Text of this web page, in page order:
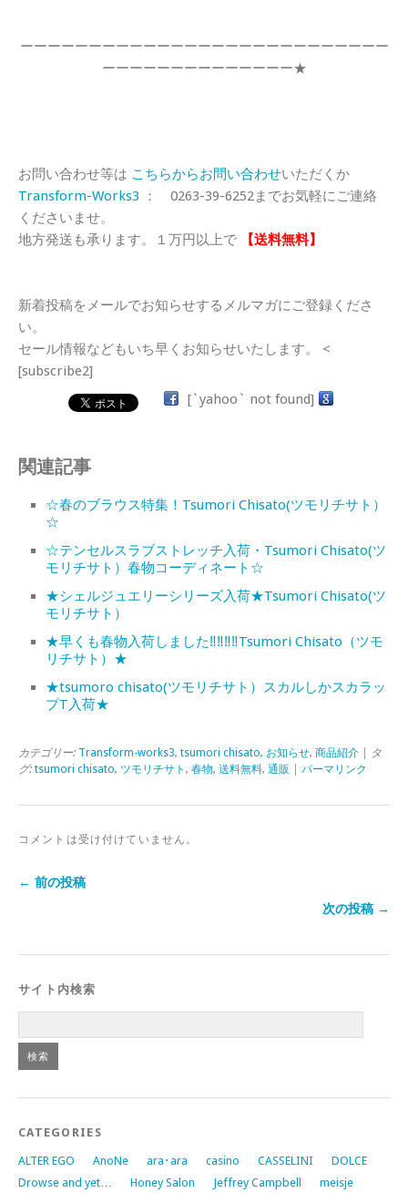
ーーーーーーーーーーーーーーーーーーーーーーーーーーー
ーーーーーーーーーーーーーー★
お問い合わせ等は こちらからお問い合わせいただくか
Transform-Works3 ： 0263-39-6252までお気軽にご連絡
くださいませ。
地方発送も承ります。１万円以上で
【送料無料】
新着投稿をメールでお知らせするメルマガにご登録くださ
い。
セール情報などもいち早くお知らせいたします。 <
[subscribe2]
[`yahoo` not found]
関連記事
☆春のブラウス特集！Tsumori Chisato(ツモリチサト）
☆
☆テンセルスラブストレッチ入荷・Tsumori Chisato(ツ
モリチサト）春物コーディネート☆
★シェルジュエリーシリーズ入荷★Tsumori Chisato(ツ
モリチサト）
★早くも春物入荷しました‼‼‼‼Tsumori Chisato（ツモ
リチサト）★
★tsumoro chisato(ツモリチサト）スカルしかスカラッ
プT入荷★
カテゴリー: Transform-works3, tsumori chisato, お知らせ, 商品紹介 | タ
グ: tsumori chisato, ツモリチサト , 春物, 送料無料, 通販 パーマリンク
コメントは受け付けていません。
← 前の投稿
次の投稿 →
サイト内検索
CATEGORIES
ALTER EGO AnoNe ara･ara casino CASSELINI
DOLCE
Drowse and yet…
Honey Salon Jeffrey Campbell
meisje